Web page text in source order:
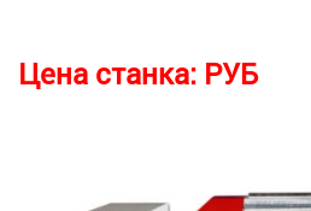
Цена станка: РУБ